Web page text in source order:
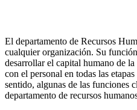
El departamento de Recursos
cualquier organización. Su
desarrollar el capital humano de
con el personal en todas las
sentido, algunas de las funciones
departamento de recursos